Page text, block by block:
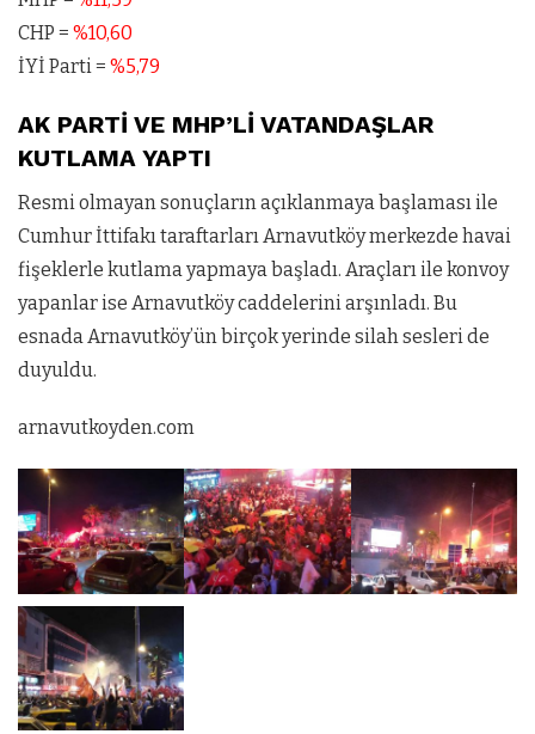
CHP = %10,60
İYİ Parti = %5,79
AK PARTİ VE MHP’Lİ VATANDAŞLAR
KUTLAMA YAPTI
Resmi olmayan sonuçların açıklanmaya başlaması ile
Cumhur İttifakı taraftarları Arnavutköy merkezde havai
fişeklerle kutlama yapmaya başladı. Araçları ile konvoy
yapanlar ise Arnavutköy caddelerini arşınladı. Bu
esnada Arnavutköy’ün birçok yerinde silah sesleri de
duyuldu.
arnavutkoyden.com